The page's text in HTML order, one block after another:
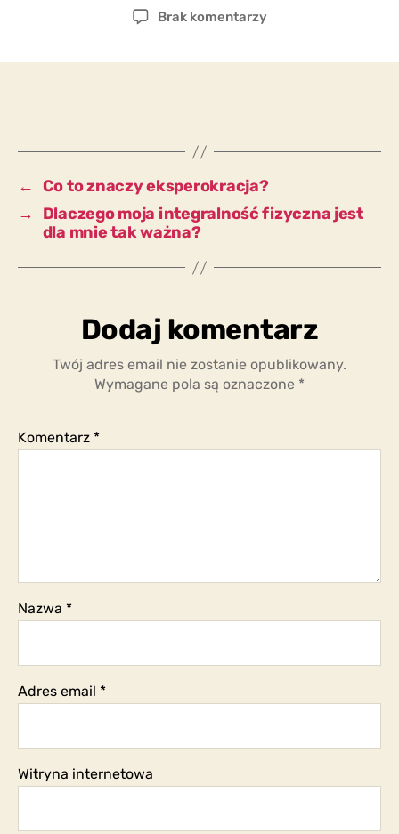
wpisu
Brak komentarzydo
z
czy
kogoś,
ma
na
temat?
← Co to znaczy eksperokracja?
→
Dlaczego moja integralność fizyczna jest
dla mnie tak ważna?
Dodaj komentarz
Twój adres email nie zostanie opublikowany.
Wymagane pola są oznaczone *
Komentarz *
Nazwa *
Adres email *
Witryna internetowa